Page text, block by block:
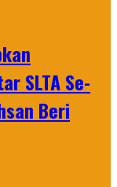
SLTA Se-
Beri